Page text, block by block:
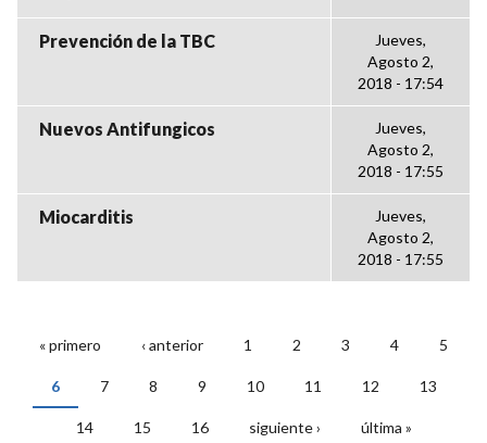
Prevención de la TBC
Jueves,
Agosto 2,
2018 - 17:54
Nuevos Antifungicos
Jueves,
Agosto 2,
2018 - 17:55
Miocarditis
Jueves,
Agosto 2,
2018 - 17:55
PÁGINAS
« primero ‹ anterior 1 2 3 4 5
6 7 8 9 10 11 12 13
14 15 16 siguiente › última »